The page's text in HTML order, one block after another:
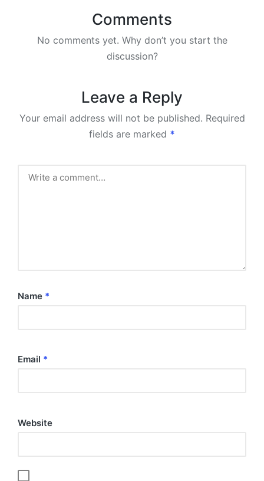
Comments
No comments yet. Why don’t you start the
discussion?
Leave a Reply
Your email address will not be published. Required
fields are marked *
Name *
Email *
Website